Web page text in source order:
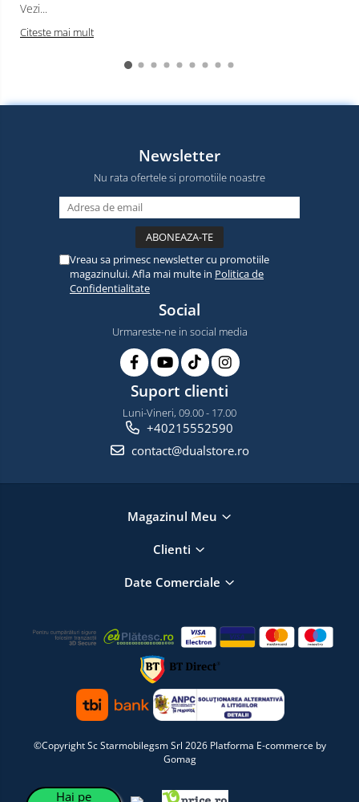
Vezi...
Citeste mai mult
Newsletter
Nu rata ofertele si promotiile noastre
Vreau sa primesc newsletter cu promotiile
magazinului. Afla mai multe in Politica de
Confidentialitate
Social
Urmareste-ne in social media
Suport clienti
Luni-Vineri, 09.00 - 17.00
+40215552590
contact@dualstore.ro
Magazinul Meu
Clienti
Date Comerciale
©Copyright Sc Starmobilegsm Srl 2026 Platforma E-commerce by
Gomag
Hai pe